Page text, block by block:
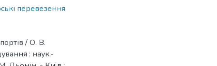
перевезення
/ О. В.
: наук.-